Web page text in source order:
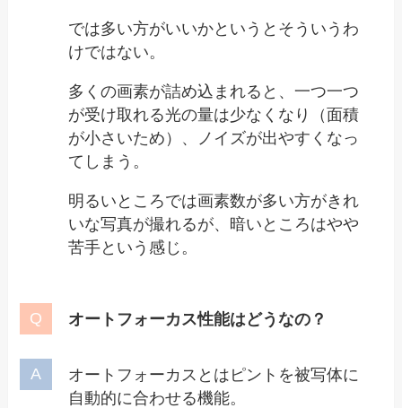
では多い方がいいかというとそういうわ
けではない。
多くの画素が詰め込まれると、一つ一つ
が受け取れる光の量は少なくなり（面積
が小さいため）、ノイズが出やすくなっ
てしまう。
明るいところでは画素数が多い方がきれ
いな写真が撮れるが、暗いところはやや
苦手という感じ。
オートフォーカス性能はどうなの？
オートフォーカスとはピントを被写体に
自動的に合わせる機能。